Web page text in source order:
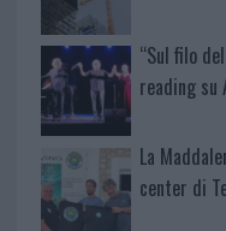
“Sul filo
reading su
La
center di